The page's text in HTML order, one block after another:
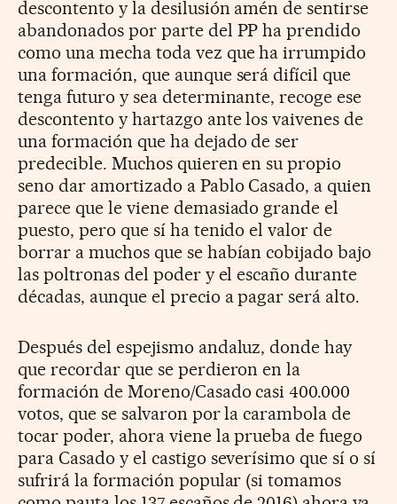
descontento y la desilusión amén de sentirse
abandonados por parte del PP ha prendido
como una mecha toda vez que ha irrumpido
una formación, que aunque será difícil que
tenga futuro y sea determinante, recoge ese
descontento y hartazgo ante los vaivenes de
una formación que ha dejado de ser
predecible. Muchos quieren en su propio
seno dar amortizado a Pablo Casado, a quien
parece que le viene demasiado grande el
puesto, pero que sí ha tenido el valor de
borrar a muchos que se habían cobijado bajo
las poltronas del poder y el escaño durante
décadas, aunque el precio a pagar será alto.
Después del espejismo andaluz, donde hay
que recordar que se perdieron en la
formación de Moreno/Casado casi 400.000
votos, que se salvaron por la carambola de
tocar poder, ahora viene la prueba de fuego
para Casado y el castigo severísimo que sí o sí
sufrirá la formación popular (si tomamos